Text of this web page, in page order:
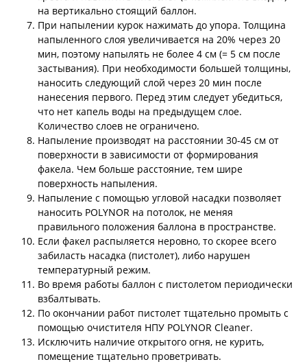
на вертикально стоящий баллон.
При напылении курок нажимать до упора. Толщина
напыленного слоя увеличивается на 20% через 20
мин, поэтому напылять не более 4 см (= 5 см после
застывания). При необходимости большей толщины,
наносить следующий слой через 20 мин после
нанесения первого. Перед этим следует убедиться,
что нет капель воды на предыдущем слое.
Количество слоев не ограничено.
Напыление производят на расстоянии 30-45 см от
поверхности в зависимости от формирования
факела. Чем больше расстояние, тем шире
поверхность напыления.
Напыление с помощью угловой насадки позволяет
наносить POLYNOR на потолок, не меняя
правильного положения баллона в пространстве.
Если факел распыляется неровно, то скорее всего
забиласть насадка (пистолет), либо нарушен
температурный режим.
Во время работы баллон с пистолетом периодически
взбалтывать.
По окончании работ пистолет тщательно промыть с
помощью очистителя НПУ POLYNOR Cleaner.
Исключить наличие открытого огня, не курить,
помещение тщательно проветривать.